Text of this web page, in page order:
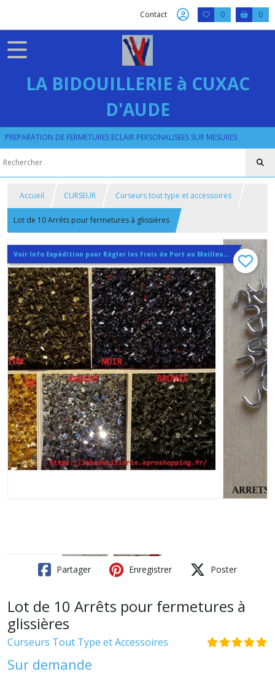
Contact 0 0
LA BIDOUILLERIE à CUXAC
D'AUDE
PREPARATION DE FERMETURES ECLAIR PERSONALISEES SUR MESURES
Accueil CURSEUR Curseurs tout type et accessoires
Lot de 10 Arrêts pour fermetures à glissières
Voir Info Expédition pour Régler les Frais de Port au Meilleur Prix , En haut d'ecran à Droite
Partager Enregistrer Poster
Lot de 10 Arrêts pour fermetures à
glissières
Curseurs Tout Type et Accessoires
Sur demande